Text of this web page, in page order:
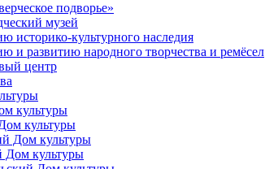
подворье»
музей
историко-культурного наследия
и развитию народного творчества и ремёсел
центр
культуры
культуры
Дом культуры
Дом культуры